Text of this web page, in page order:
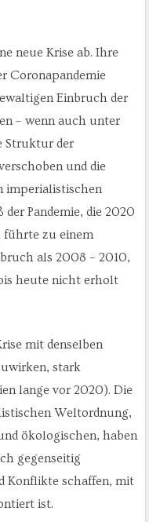
neue Krise ab. Ihre
Coronapandemie
Einbruch der
– wenn auch unter
Struktur der
und die
imperialistischen
Pandemie, die 2020
zu einem
als 2008 – 2010,
heute nicht erholt
mit denselben
stark
lange vor 2020). Die
Weltordnung,
ökologischen, haben
gegenseitig
Konflikte schaffen, mit
ist.